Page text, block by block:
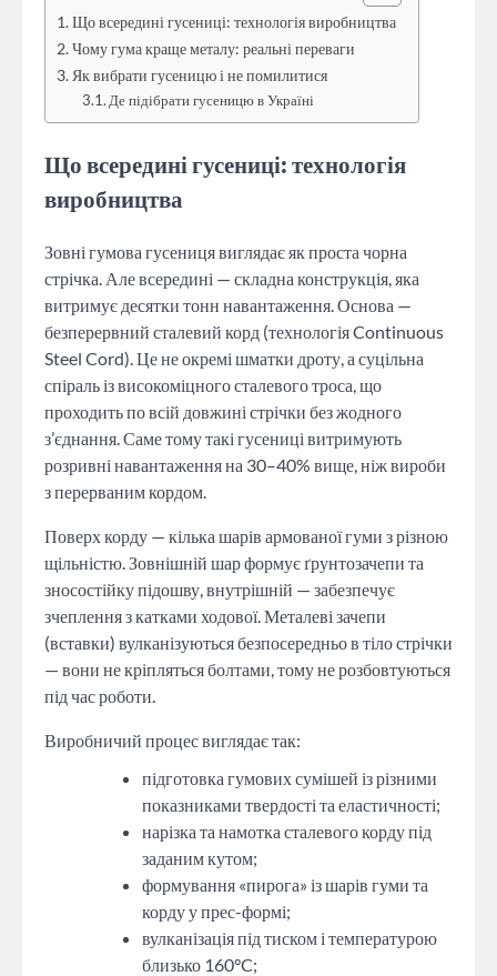
Що всередині гусениці: технологія виробництва
Чому гума краще металу: реальні переваги
Як вибрати гусеницю і не помилитися
Де підібрати гусеницю в Україні
Що всередині гусениці: технологія
виробництва
Зовні гумова гусениця виглядає як проста чорна
стрічка. Але всередині — складна конструкція, яка
витримує десятки тонн навантаження. Основа —
безперервний сталевий корд (технологія Continuous
Steel Cord). Це не окремі шматки дроту, а суцільна
спіраль із високоміцного сталевого троса, що
проходить по всій довжині стрічки без жодного
з’єднання. Саме тому такі гусениці витримують
розривні навантаження на 30–40% вище, ніж вироби
з перерваним кордом.
Поверх корду — кілька шарів армованої гуми з різною
щільністю. Зовнішній шар формує ґрунтозачепи та
зносостійку підошву, внутрішній — забезпечує
зчеплення з катками ходової. Металеві зачепи
(вставки) вулканізуються безпосередньо в тіло стрічки
— вони не кріпляться болтами, тому не розбовтуються
під час роботи.
Виробничий процес виглядає так:
підготовка гумових сумішей із різними
показниками твердості та еластичності;
нарізка та намотка сталевого корду під
заданим кутом;
формування «пирога» із шарів гуми та
корду у прес-формі;
вулканізація під тиском і температурою
близько 160°C;